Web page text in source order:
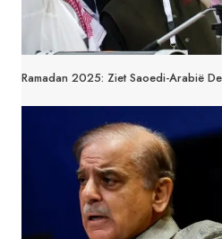
Ramadan 2025: Ziet Saoedi-Arabië